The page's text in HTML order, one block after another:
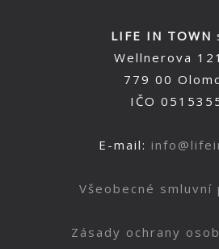
LIFE IN TOWN
Wellnerova
779 00
IČO
E-mail:
Všeobecné smluvní
Zásady ochrany